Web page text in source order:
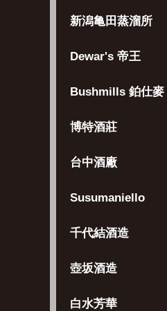
新潟亀田蒸溜所
Dewar's 帝王
Bushmills 鉑仕麥
博特酒莊
台中酒廠
Susumaniello
千代結酒造
壺坂酒造
白水芳華